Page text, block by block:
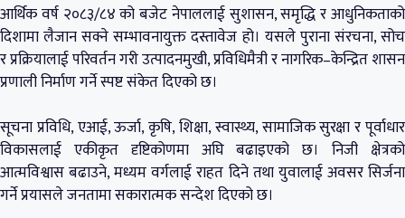
आर्थिक वर्ष २०८३/८४ को बजेट नेपाललाई सुशासन, समृद्धि र आधुनिकताको
दिशामा लैजान सक्ने सम्भावनायुक्त दस्तावेज हो। यसले पुराना संरचना, सोच
र प्रक्रियालाई परिवर्तन गरी उत्पादनमुखी, प्रविधिमैत्री र नागरिक–केन्द्रित शासन
प्रणाली निर्माण गर्ने स्पष्ट संकेत दिएको छ।
सूचना प्रविधि, एआई, ऊर्जा, कृषि, शिक्षा, स्वास्थ्य, सामाजिक सुरक्षा र पूर्वाधार
विकासलाई एकीकृत दृष्टिकोणमा अघि बढाइएको छ। निजी क्षेत्रको
आत्मविश्वास बढाउने, मध्यम वर्गलाई राहत दिने तथा युवालाई अवसर सिर्जना
गर्ने प्रयासले जनतामा सकारात्मक सन्देश दिएको छ।